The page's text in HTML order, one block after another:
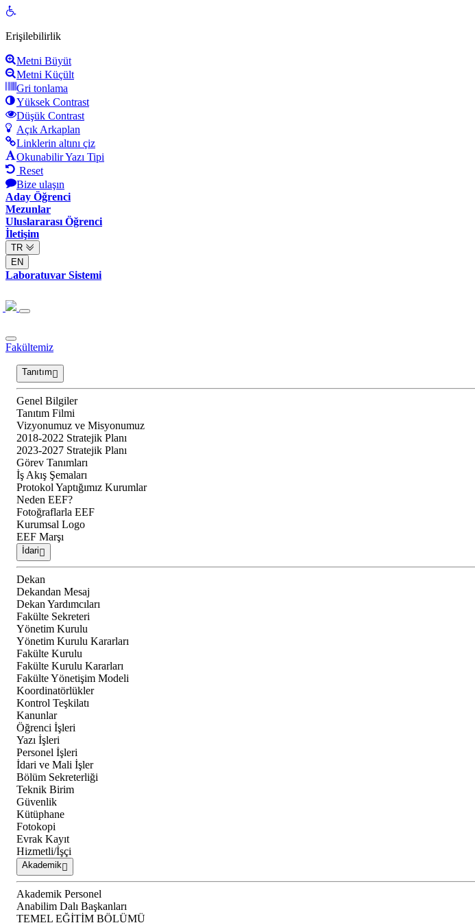
Open
Erişilebilirlik
Metni Büyüt
Metni Küçült
Gri tonlama
Yüksek Contrast
Düşük Contrast
Açık Arkaplan
Linklerin altını çiz
Okunabilir Yazı Tipi
Reset
Bize ulaşın
Aday Öğrenci
Mezunlar
Uluslararası Öğrenci
İletişim
TR
EN
Laboratuvar Sistemi
Fakültemiz
Tanıtım
Genel Bilgiler
Tanıtım Filmi
Vizyonumuz ve Misyonumuz
2018-2022 Stratejik Planı
2023-2027 Stratejik Planı
Görev Tanımları
İş Akış Şemaları
Protokol Yaptığımız Kurumlar
Neden EEF?
Fotoğraflarla EEF
Kurumsal Logo
EEF Marşı
İdari
Dekan
Dekandan Mesaj
Dekan Yardımcıları
Fakülte Sekreteri
Yönetim Kurulu
Yönetim Kurulu Kararları
Fakülte Kurulu
Fakülte Kurulu Kararları
Fakülte Yönetişim Modeli
Koordinatörlükler
Kontrol Teşkilatı
Kanunlar
Öğrenci İşleri
Yazı İşleri
Personel İşleri
İdari ve Mali İşler
Bölüm Sekreterliği
Teknik Birim
Güvenlik
Kütüphane
Fotokopi
Evrak Kayıt
Hizmetli/İşçi
Akademik
Akademik Personel
Anabilim Dalı Başkanları
TEMEL EĞİTİM BÖLÜMÜ